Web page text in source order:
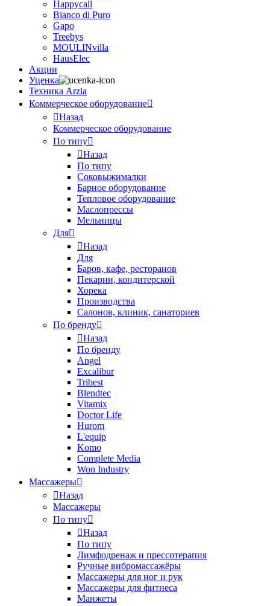
Happycall
Bianco di Puro
Gapo
Treebys
MOULINvilla
HausElec
Акции
Уценка
Техника Arzia
Коммерческое оборудование
Назад
Коммерческое оборудование
По типу
Назад
По типу
Соковыжималки
Барное оборудование
Тепловое оборудование
Маслопрессы
Мельницы
Для
Назад
Для
Баров, кафе, ресторанов
Пекарни, кондитерской
Хорека
Производства
Салонов, клиник, санаториев
По бренду
Назад
По бренду
Angel
Excalibur
Tribest
Blendtec
Vitamix
Doctor Life
Hurom
L'equip
Komo
Complete Media
Won Industry
Массажеры
Назад
Массажеры
По типу
Назад
По типу
Лимфодренаж и прессотерапия
Ручные вибромассажёры
Массажеры для ног и рук
Массажеры для фитнеса
Манжеты